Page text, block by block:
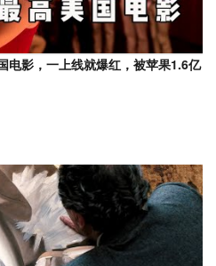
电影，一上线就爆红，被苹果1.6亿